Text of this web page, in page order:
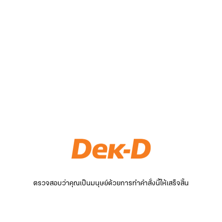
ตรวจสอบว่าคุณเป็นมนุษย์ด้วยการทำคำสั่งนี้ให้เสร็จสิ้น